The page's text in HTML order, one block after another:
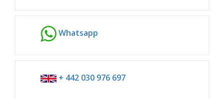
Whatsapp
+ 442 030 976 697